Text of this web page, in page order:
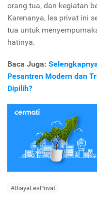
orang tua, dan kegiatan
Karenanya, les privat ini
tua untuk
hatinya.
Baca Juga:
Pesantren Modern dan
Dipilih?
#BiayaLesPrivat